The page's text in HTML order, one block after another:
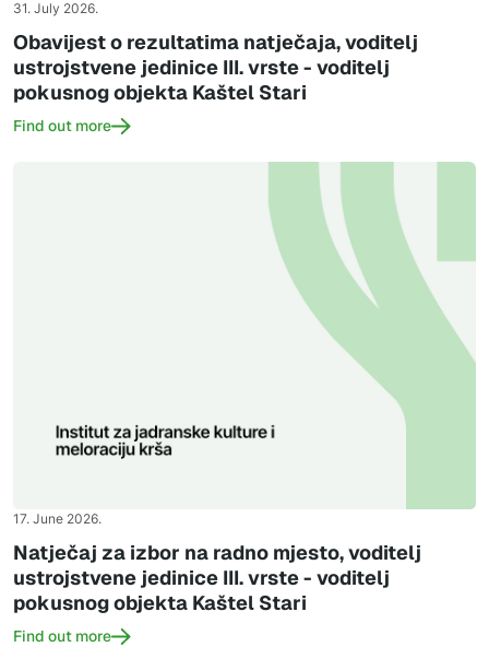
31. July 2026.
Obavijest o rezultatima natječaja, voditelj
ustrojstvene jedinice III. vrste - voditelj
pokusnog objekta Kaštel Stari
Find out more
17. June 2026.
Natječaj za izbor na radno mjesto, voditelj
ustrojstvene jedinice III. vrste - voditelj
pokusnog objekta Kaštel Stari
Find out more